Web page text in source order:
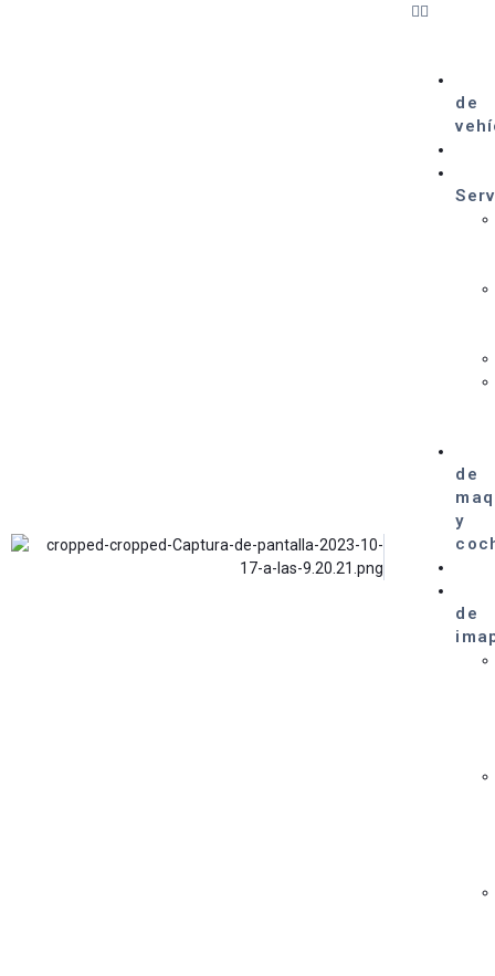
de
de
y
de